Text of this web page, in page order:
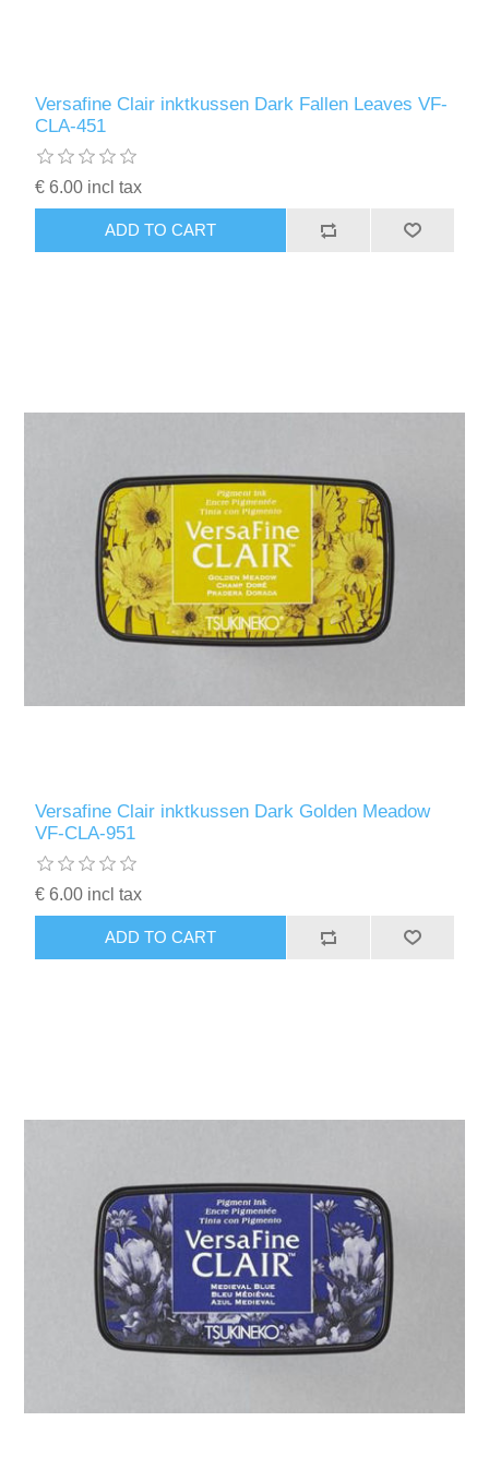
Versafine Clair inktkussen Dark Fallen Leaves VF-
CLA-451
€ 6.00 incl tax
ADD TO CART
Versafine Clair inktkussen Dark Golden Meadow
VF-CLA-951
€ 6.00 incl tax
ADD TO CART